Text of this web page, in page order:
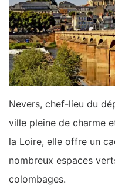
Nevers, chef-lieu du
ville pleine de charme
la Loire, elle offre un
nombreux espaces
colombages.